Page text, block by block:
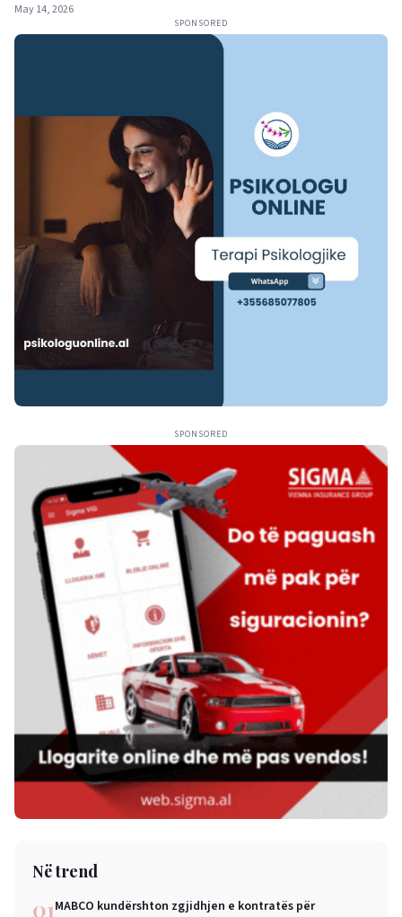
May 14, 2026
SPONSORED
SPONSORED
Në trend
01MABCO kundërshton zgjidhjen e kontratës për